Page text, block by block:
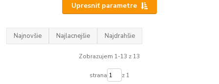
Upresniť parametre
Najnovšie Najlacnejšie Najdrahšie
Zobrazujem 1-13 z 13
strana z 1